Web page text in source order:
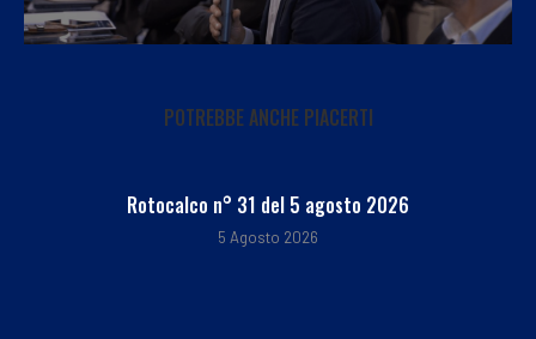
POTREBBE ANCHE PIACERTI
Rotocalco n° 31 del 5 agosto 2026
5 Agosto 2026